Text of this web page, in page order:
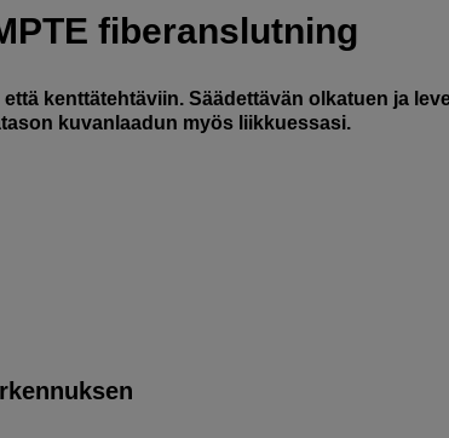
fiberanslutning
kenttätehtäviin. Säädettävän olkatuen ja
kuvanlaadun myös liikkuessasi.